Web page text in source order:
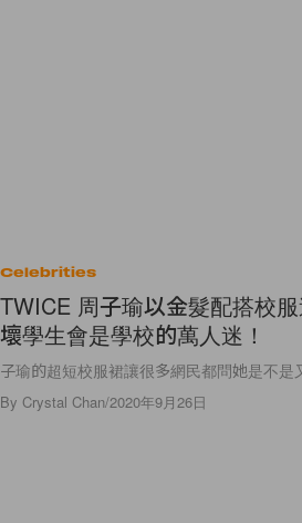
Celebrities
TWICE 周子瑜以金髮配搭校
壞學生會是學校的萬人迷！
子瑜的超短校服裙讓很多網民都問她是不是
By Crystal Chan/2020年9月26日